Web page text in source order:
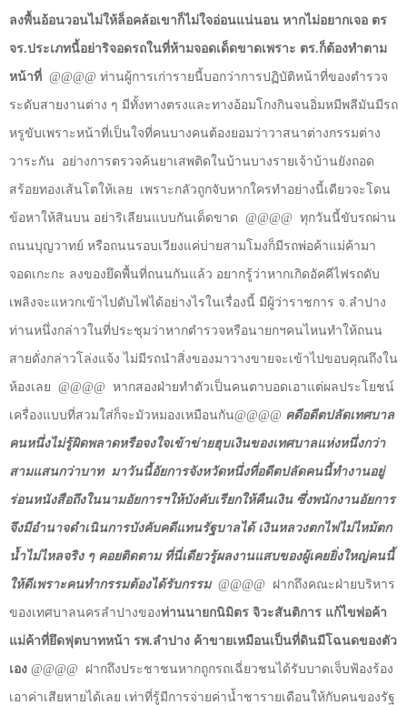
ลงพื้นอ้อนวอนไม่ให้ล็อคล้อเขาก็ไม่ใจอ่อนแน่นอน หากไม่อยากเจอ ตร
จร.ประเภทนี้อย่าริจอดรถในที่ห้ามจอดเด็ดขาดเพราะ ตร.ก็ต้องทำตาม
หน้าที่ @@@@ ท่านผู้การเก่ารายนี้บอกว่าการปฏิบัติหน้าที่ของตำรวจ
ระดับสายงานต่าง ๆ มีทั้งทางตรงและทางอ้อมโกงกินจนอิ่มหมีพลีมันมีรถ
หรูขับเพราะหน้าที่เป็นใจที่คนบางคนต้องยอมว่าวาสนาต่างกรรมต่าง
วาระกัน อย่างการตรวจค้นยาเสพติดในบ้านบางรายเจ้าบ้านยังถอด
สร้อยทองเส้นโตให้เลย เพราะกลัวถูกจับหากใครทำอย่างนี้เดียวจะโดน
ข้อหาให้สินบน อย่าริเลียนแบบกันเด็ดขาด @@@@ ทุกวันนี้ขับรถผ่าน
ถนนบุญวาทย์ หรือถนนรอบเวียงแค่บ่ายสามโมงก็มีรถพ่อค้าแม่ค้ามา
จอดเกะกะ ลงของยึดพื้นที่ถนนกันแล้ว อยากรู้ว่าหากเกิดอัคคีไฟรถดับ
เพลิงจะแหวกเข้าไปดับไฟได้อย่างไรในเรื่องนี้ มีผู้ว่าราชการ จ.ลำปาง
ท่านหนึ่งกล่าวในที่ประชุมว่าหากตำรวจหรือนายกฯคนไหนทำให้ถนน
สายดั่งกล่าวโล่งแจ้ง ไม่มีรถนำสิ่งของมาวางขายจะเข้าไปขอบคุณถึงใน
ห้องเลย @@@@ หากสองฝ่ายทำตัวเป็นคนตาบอดเอาแต่ผลประโยชน์
เครื่องแบบที่สวมใส่ก็จะมัวหมองเหมือนกัน@@@@ คดีอดีตปลัดเทศบาล
คนหนึ่งไม่รู้ผิดพลาดหรือจงใจเข้าข่ายฮุบเงินของเทศบาลแห่งหนึ่งกว่า
สามแสนกว่าบาท มาวันนี้อัยการจังหวัดหนึ่งที่อดีตปลัดคนนี้ทำงานอยู่
ร่อนหนังสือถึงในนามอัยการฯให้บังคับเรียกให้คืนเงิน ซึ่งพนักงานอัยการ
จึงมีอำนาจดำเนินการบังคับคดีแทนรัฐบาลได้ เงินหลวงตกไฟไม่ไหม้ตก
น้ำไม่ไหลจริง ๆ คอยติดตาม ที่นี่เดียวรู้ผลงานแสบของผู้เคยยิ่งใหญ่คนนี้
ให้ดีเพราะคนทำกรรมต้องได้รับกรรม @@@@ ฝากถึงคณะฝ่ายบริหาร
ของเทศบาลนครลำปางของท่านนายกนิมิตร จิวะสันติการ แก้ไขพ่อค้า
แม่ค้าที่ยึดฟุตบาทหน้า รพ.ลำปาง ค้าขายเหมือนเป็นที่ดินมีโฉนดของตัว
เอง @@@@ ฝากถึงประชาชนหากถูกรถเฉี่ยวชนได้รับบาดเจ็บฟ้องร้อง
เอาค่าเสียหายได้เลย เท่าที่รู้มีการจ่ายค่าน้ำชารายเดือนให้กับคนของรัฐ